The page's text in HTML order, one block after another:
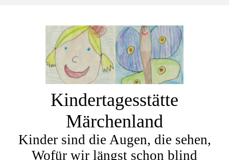
Kindertagesstätte
Märchenland
Kinder sind die Augen, die sehen,
Wofür wir längst schon blind